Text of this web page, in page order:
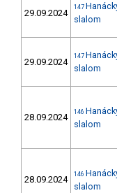
29.09.2024
147
slalom
29.09.2024
147
slalom
28.09.2024 146
slalom
28.09.2024 146
slalom